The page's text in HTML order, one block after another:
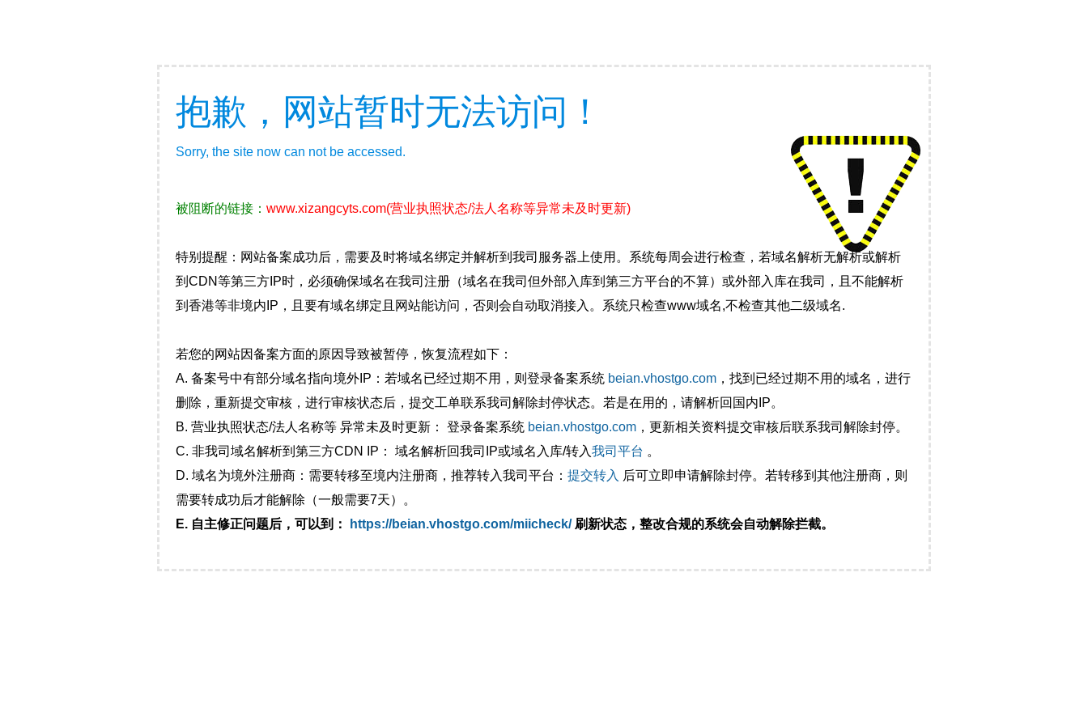
抱歉，网站暂时无法访问！
Sorry, the site now can not be accessed.
被阻断的链接： www.xizangcyts.com(营业执照状态/法人名称等异常未及时更新)
特别提醒：网站备案成功后，需要及时将域名绑定并解析到我司服务器上使用。系统每周会进行检查，若域名解析无解析或解析
到CDN等第三方IP时，必须确保域名在我司注册（域名在我司但外部入库到第三方平台的不算）或外部入库在我司，且不能解析
到香港等非境内IP，且要有域名绑定且网站能访问，否则会自动取消接入。系统只检查www域名,不检查其他二级域名.
若您的网站因备案方面的原因导致被暂停，恢复流程如下：
A. 备案号中有部分域名指向境外IP：若域名已经过期不用，则登录备案系统 beian.vhostgo.com ，找到已经过期不用的域名，进行
删除，重新提交审核，进行审核状态后，提交工单联系我司解除封停状态。若是在用的，请解析回国内IP。
B. 营业执照状态/法人名称等 异常未及时更新： 登录备案系统 beian.vhostgo.com ，更新相关资料提交审核后联系我司解除封停。
C. 非我司域名解析到第三方CDN IP： 域名解析回我司IP或域名入库/转入我司平台 。
D. 域名为境外注册商：需要转移至境内注册商，推荐转入我司平台： 提交转入 后可立即申请解除封停。若转移到其他注册商，则
需要转成功后才能解除（一般需要7天）。
E. 自主修正问题后，可以到：
https://beian.vhostgo.com/miicheck/刷新状态，整改合规的系统会自动解除拦截。